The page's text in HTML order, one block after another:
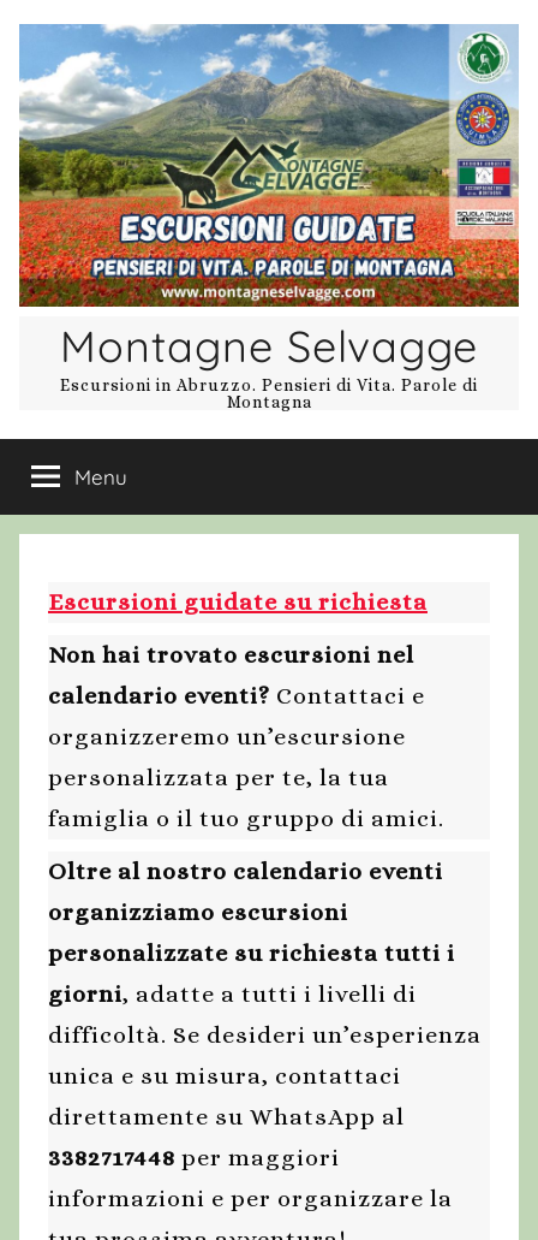
contenuto
Montagne Selvagge
Escursioni in Abruzzo. Pensieri di Vita. Parole di
Montagna
Menu
Escursioni guidate su richiesta
Non hai trovato escursioni nel
calendario eventi? Contattaci e
organizzeremo un’escursione
personalizzata per te, la tua
famiglia o il tuo gruppo di amici.
Oltre al nostro calendario eventi
organizziamo escursioni
personalizzate su richiesta tutti i
giorni, adatte a tutti i livelli di
difficoltà. Se desideri un’esperienza
unica e su misura, contattaci
direttamente su WhatsApp al
3382717448 per maggiori
informazioni e per organizzare la